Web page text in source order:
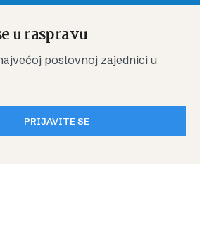
u raspravu
poslovnoj zajednici u
PRIJAVITE SE